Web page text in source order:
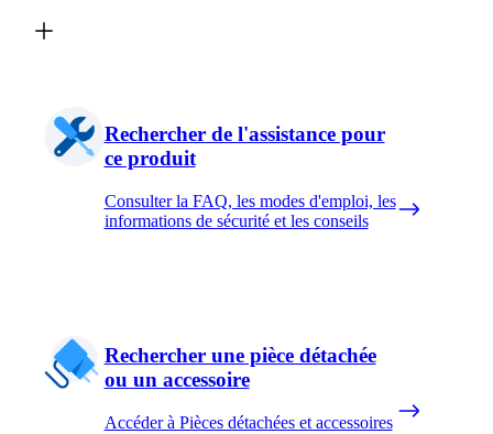
Rechercher de l'assistance pour
ce produit
Consulter la FAQ, les modes d'emploi, les
informations de sécurité et les conseils
Rechercher une pièce détachée
ou un accessoire
Accéder à Pièces détachées et accessoires